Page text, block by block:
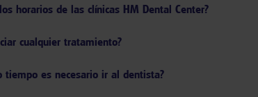
horarios de las clínicas HM Dental Center?
cualquier tratamiento?
tiempo es necesario ir al dentista?